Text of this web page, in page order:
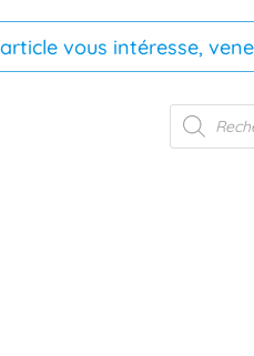
vous intéresse,
Recherche
de
produits